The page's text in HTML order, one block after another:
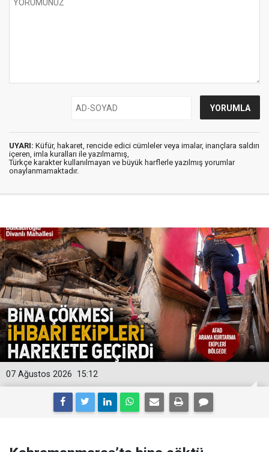
UYARI: Küfür, hakaret, rencide edici cümleler veya imalar, inançlara saldırı
içeren, imla kuralları ile yazılmamış,
Türkçe karakter kullanılmayan ve büyük harflerle yazılmış yorumlar
onaylanmamaktadır.
15:12
07 Ağustos 2026